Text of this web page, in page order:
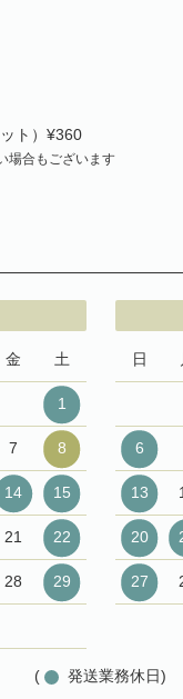
ト）¥360
場合もございます
金 土
1
7 8
14 15
21 22
28 29
日
6
13
20
27
( 発送業務休日)